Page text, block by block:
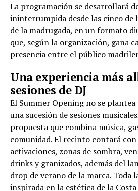
La programación se desarrollará
ininterrumpida desde las cinco de
de la madrugada, en un formato
que, según la organización, gana
presencia entre el público
Una experiencia más
sesiones de DJ
El Summer Opening no se
una sucesión de sesiones
propuesta que combina música,
comunidad. El recinto contará
activaciones, zonas de sombra,
drinks y granizados, además del
drop de verano de la marca. Toda
inspirada en la estética de la